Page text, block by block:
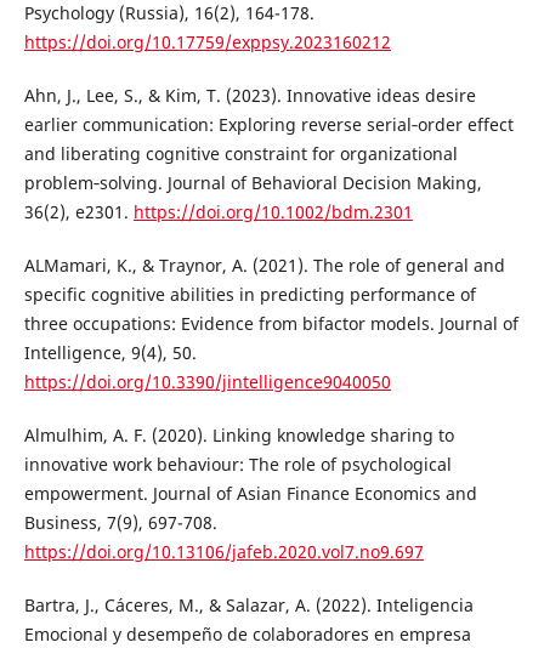
Psychology (Russia), 16(2), 164-178.
https://doi.org/10.17759/exppsy.2023160212
Ahn, J., Lee, S., & Kim, T. (2023). Innovative ideas desire
earlier communication: Exploring reverse serial‐order effect
and liberating cognitive constraint for organizational
problem‐solving. Journal of Behavioral Decision Making,
36(2), e2301. https://doi.org/10.1002/bdm.2301
ALMamari, K., & Traynor, A. (2021). The role of general and
specific cognitive abilities in predicting performance of
three occupations: Evidence from bifactor models. Journal of
Intelligence, 9(4), 50.
https://doi.org/10.3390/jintelligence9040050
Almulhim, A. F. (2020). Linking knowledge sharing to
innovative work behaviour: The role of psychological
empowerment. Journal of Asian Finance Economics and
Business, 7(9), 697-708.
https://doi.org/10.13106/jafeb.2020.vol7.no9.697
Bartra, J., Cáceres, M., & Salazar, A. (2022). Inteligencia
Emocional y desempeño de colaboradores en empresa